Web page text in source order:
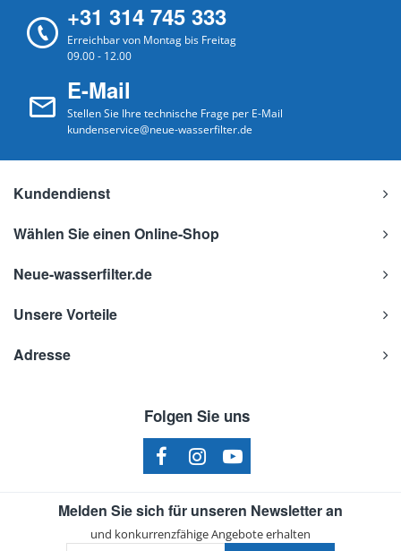
+31 314 745 333
Erreichbar von Montag bis Freitag
09.00 - 12.00
E-Mail
Stellen Sie Ihre technische Frage per E-Mail
kundenservice@neue-wasserfilter.de
Kundendienst
Wählen Sie einen Online-Shop
Neue-wasserfilter.de
Unsere Vorteile
Adresse
Folgen Sie uns
Melden Sie sich für unseren Newsletter an
und konkurrenzfähige Angebote erhalten